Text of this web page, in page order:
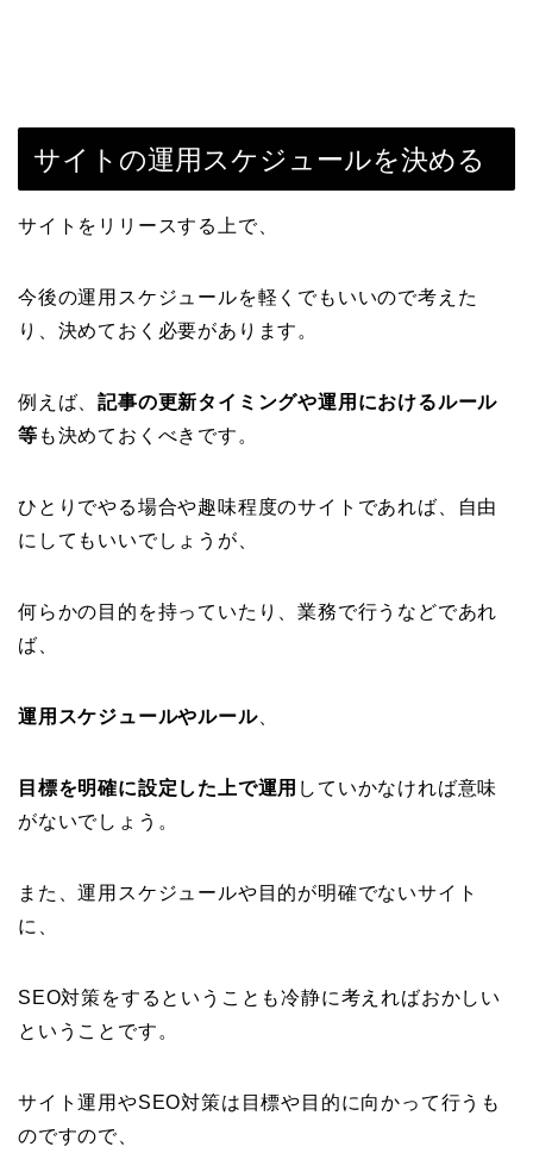
サイトの運用スケジュールを決める
サイトをリリースする上で、
今後の運用スケジュールを軽くでもいいので考えた
り、決めておく必要があります。
例えば、記事の更新タイミングや運用におけるルール
等 も決めておくべきです。
ひとりでやる場合や趣味程度のサイトであれば、自由
にしてもいいでしょうが、
何らかの目的を持っていたり、業務で行うなどであれ
ば、
運用スケジュールやルール、
目標を明確に設定した上で運用 していかなければ意味
がないでしょう。
また、運用スケジュールや目的が明確でないサイト
に、
SEO対策をするということも冷静に考えればおかしい
ということです。
サイト運用やSEO対策は目標や目的に向かって行うも
のですので、